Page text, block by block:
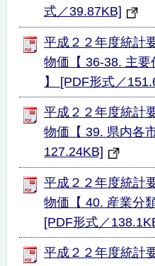
式／39.87KB]
平成２２年度統計
物価【 36-38. 主
】 [PDF形式／
平成２２年度統計
物価【 39. 県内各
127.24KB]
平成２２年度統計
物価【 40. 産業分
[PDF形式／
平成２２年度統計